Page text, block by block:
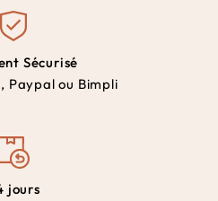
Sécurisé
Paypal ou Bimpli
jours